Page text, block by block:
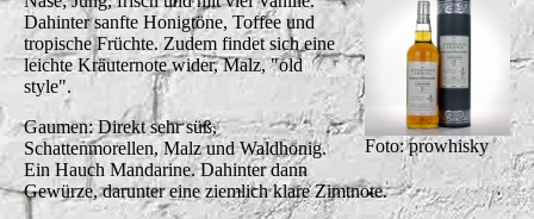
Foto: prowhisky
Dahinter sanfte Honigtöne, Toffee und
tropische Früchte. Zudem findet sich eine
leichte Kräuternote wider, Malz, "old
style".
Gaumen: Direkt sehr süß,
Schattenmorellen, Malz und Waldhonig.
Ein Hauch Mandarine. Dahinter dann
Gewürze, darunter eine ziemlich klare Zimtnote.